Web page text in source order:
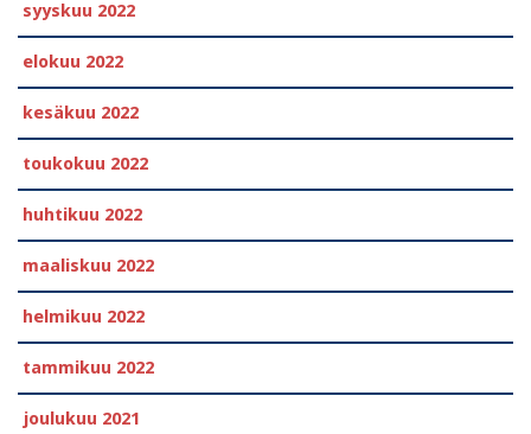
syyskuu 2022
elokuu 2022
kesäkuu 2022
toukokuu 2022
huhtikuu 2022
maaliskuu 2022
helmikuu 2022
tammikuu 2022
joulukuu 2021